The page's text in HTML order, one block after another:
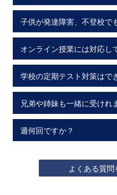
子供が発達障害、不登校
オンライン授業には対応し
学校の定期テスト対策はで
兄弟や姉妹も一緒に受けれ
週何回ですか？
よくある質